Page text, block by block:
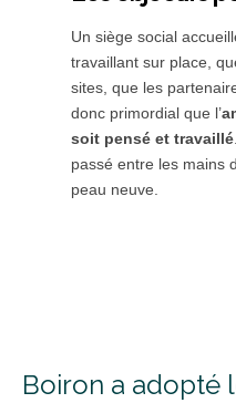
Un siège social
travaillant sur place,
sites, que les
donc primordial que l’
soit pensé et travaillé
passé entre les mains
peau neuve.
Boiron a adopté